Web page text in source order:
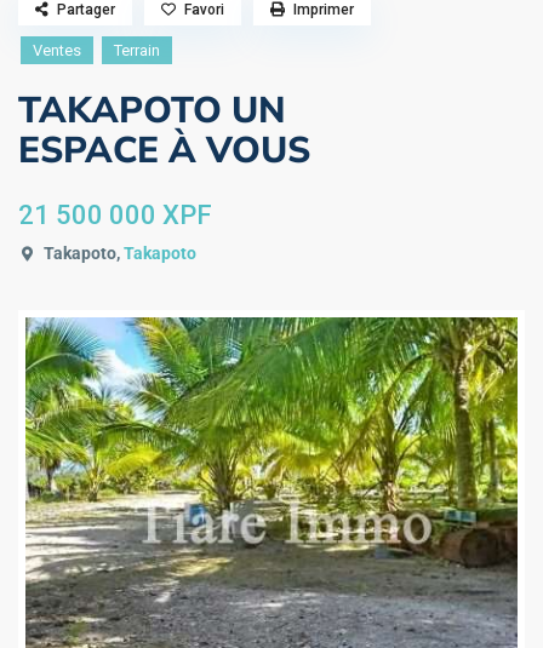
Ventes Terrain
TAKAPOTO UN
ESPACE À VOUS
21 500 000 XPF
Takapoto,Takapoto
Partager Favori Imprimer